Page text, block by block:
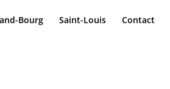
Bourg Saint-Louis Contact